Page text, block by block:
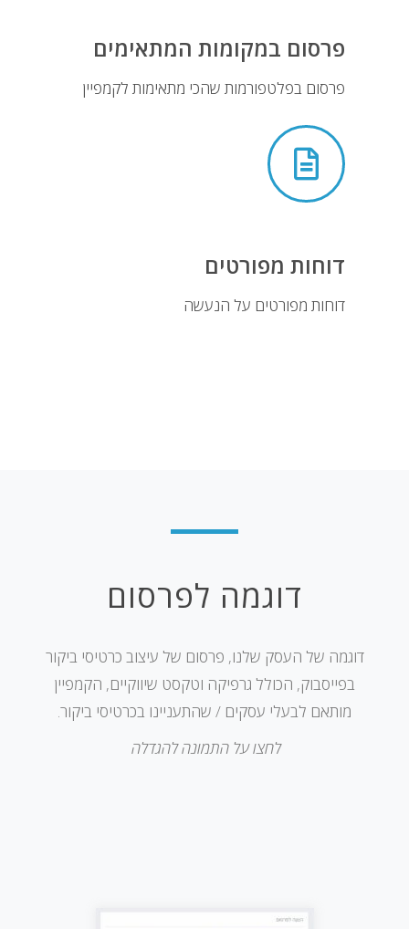
פרסום במקומות המתאימים
פרסום בפלטפורמות שהכי מתאימות לקמפיין
דוחות מפורטים
דוחות מפורטים על הנעשה
דוגמה לפרסום
דוגמה של העסק שלנו, פרסום של עיצוב כרטיסי ביקור
בפייסבוק, הכולל גרפיקה וטקסט שיווקיים, הקמפיין
מותאם לבעלי עסקים / שהתעניינו בכרטיסי ביקור.
לחצו על התמונה להגדלה